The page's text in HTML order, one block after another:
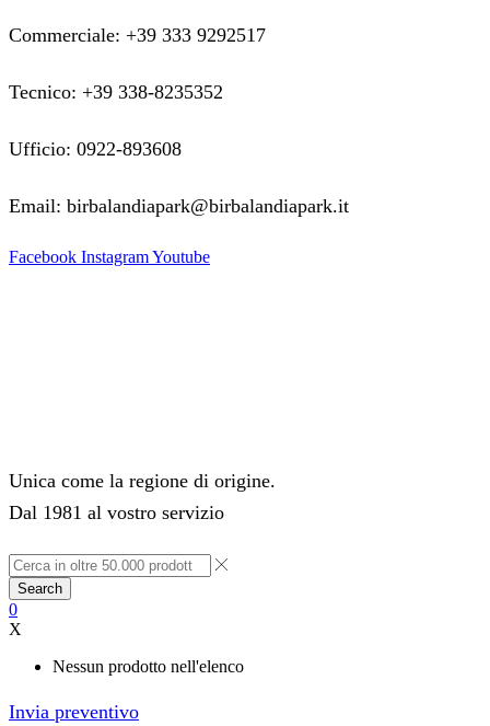
Commerciale: +39 333 9292517
Tecnico: +39 338-8235352
Ufficio: 0922-893608
Email: birbalandiapark@birbalandiapark.it
Facebook InstagramYoutube
Unica come la regione di origine.
Dal 1981 al vostro servizio
Search
0
X
Nessun prodotto nell'elenco
Invia preventivo